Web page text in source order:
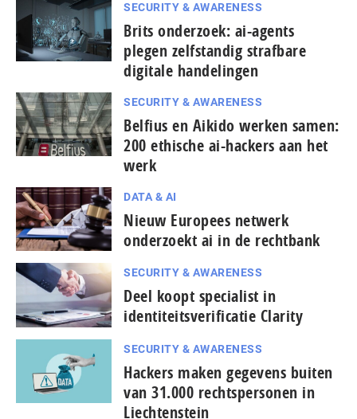
SECURITY & AWARENESS
Brits onderzoek: ai-agents
plegen zelfstandig strafbare
digitale handelingen
SECURITY & AWARENESS
Belfius en Aikido werken samen:
200 ethische ai-hackers aan het
werk
DATA & AI
Nieuw Europees netwerk
onderzoekt ai in de rechtbank
SECURITY & AWARENESS
Deel koopt specialist in
identiteitsverificatie Clarity
SECURITY & AWARENESS
Hackers maken gegevens buiten
van 31.000 rechtspersonen in
Liechtenstein